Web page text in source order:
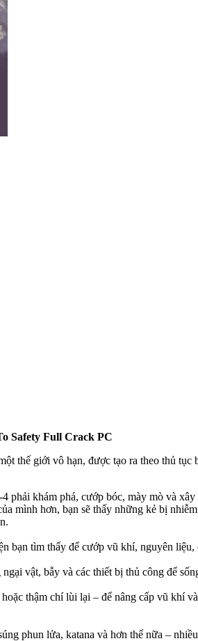
Safety Full Crack PC
thế giới vô hạn, được tạo ra theo thủ
khám phá, cướp bóc, mày mò và
mình hơn, bạn sẽ thấy những kẻ bị
bạn tìm thấy để cướp vũ khí, nguyên
vật, bẫy và các thiết bị thủ công để
thậm chí lùi lại – để nâng cấp vũ khí
phun lửa, katana và hơn thế nữa –